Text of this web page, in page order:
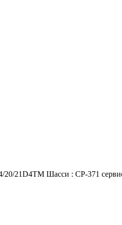
21D4TM Шасси : CP-371